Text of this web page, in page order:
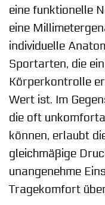
eine funktionelle
eine
individuelle
Sportarten, die
Körperkontrolle
Wert ist. Im
die oft
können, erlaubt
gleichmäßige
unangenehme
Tragekomfort